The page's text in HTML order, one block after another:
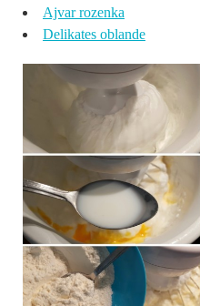
Ajvar rozenka
Delikates oblande